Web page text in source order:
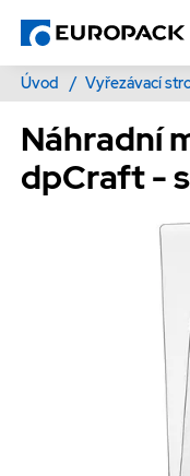
Úvod / Vyřezávací
Náhradní
dpCraft -